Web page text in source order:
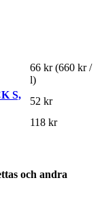
66 kr (660 kr /
l)
S,
52 kr
118 kr
och andra